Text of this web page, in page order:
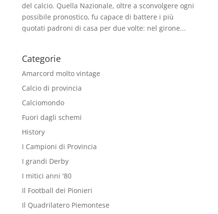
del calcio. Quella Nazionale, oltre a sconvolgere ogni
possibile pronostico, fu capace di battere i più
quotati padroni di casa per due volte: nel girone...
Categorie
Amarcord molto vintage
Calcio di provincia
Calciomondo
Fuori dagli schemi
History
I Campioni di Provincia
I grandi Derby
I mitici anni '80
Il Football dei Pionieri
Il Quadrilatero Piemontese